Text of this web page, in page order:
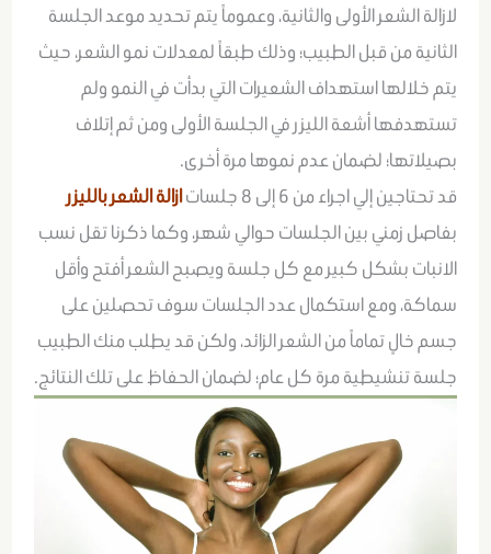
لازالة الشعر الأولى والثانية، وعموماً يتم تحديد موعد الجلسة
الثانية من قبل الطبيب؛ وذلك طبقاً لمعدلات نمو الشعر، حيث
يتم خلالها استهداف الشعيرات التي بدأت في النمو ولم
تستهدفها أشعة الليزر في الجلسة الأولى ومن ثم إتلاف
بصيلاتها؛ لضمان عدم نموها مرة أخرى.
قد تحتاجين إلي اجراء من 6 إلى 8 جلسات
ازالة الشعر بالليزر
بفاصل زمني بين الجلسات حوالي شهر، وكما ذكرنا تقل نسب
الانبات بشكل كبير مع كل جلسة ويصبح الشعر أفتح وأقل
سماكة، ومع استكمال عدد الجلسات سوف تحصلين على
جسم خالِِ تماماً من الشعر الزائد، ولكن قد يطلب منك الطبيب
جلسة تنشيطية مرة كل عام؛ لضمان الحفاظ على تلك النتائج.